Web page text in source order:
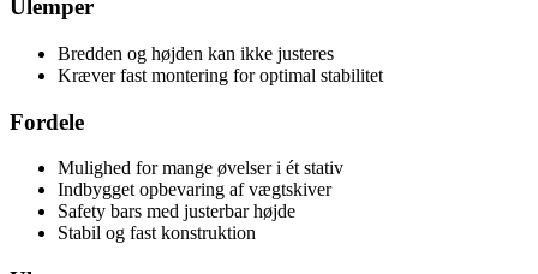
Ulemper
Bredden og højden kan ikke justeres
Kræver fast montering for optimal stabilitet
Fordele
Mulighed for mange øvelser i ét stativ
Indbygget opbevaring af vægtskiver
Safety bars med justerbar højde
Stabil og fast konstruktion